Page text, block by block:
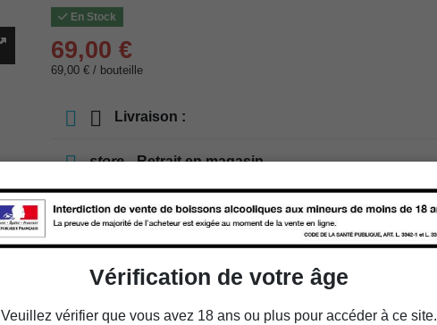
En Stock
69,00 €
69,00 € / bouteille
Livraison :
store Retrait en magasin
store Choisir un magasin
Vérification de votre âge
Veuillez vérifier que vous avez 18 ans ou plus pour accéder à ce site.